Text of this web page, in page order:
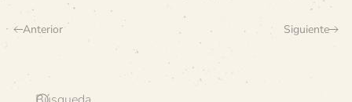
Anterior Siguiente